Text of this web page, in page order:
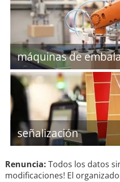
máquinas de
señalización
Renuncia: Todos los datos
modificaciones! El